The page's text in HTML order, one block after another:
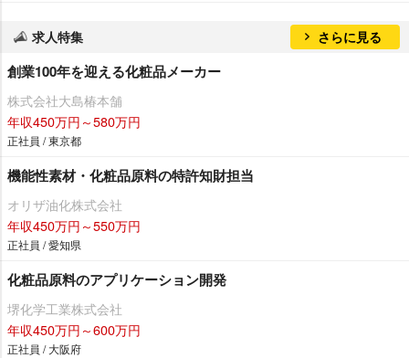
求人特集 さらに見る
創業100年を迎える化粧品メーカー
株式会社大島椿本舗
年収450万円～580万円
正社員 / 東京都
機能性素材・化粧品原料の特許知財担当
オリザ油化株式会社
年収450万円～550万円
正社員 / 愛知県
化粧品原料のアプリケーション開発
堺化学工業株式会社
年収450万円～600万円
正社員 / 大阪府